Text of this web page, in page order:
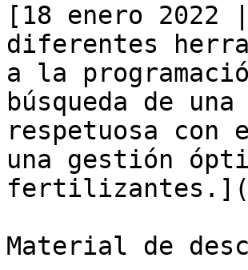
[18 enero 2022
diferentes
a la
búsqueda de
respetuosa con
una gestión
Material de